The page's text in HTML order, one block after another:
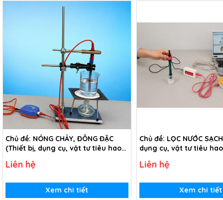
Chủ đề: NÓNG CHẢY, ĐÔNG ĐẶC
(Thiết bị, dụng cụ, vật tư tiêu hao
10)
Liên hệ
Xem chi tiết
Chủ đề: LỌC NƯỚC
dụng cụ, vật tư tiêu
Liên hệ
Xem chi tiết